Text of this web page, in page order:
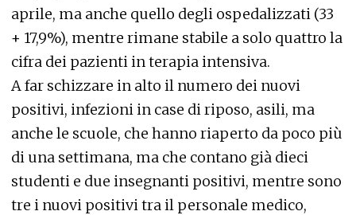
aprile, ma anche quello degli ospedalizzati (33
+ 17,9%), mentre rimane stabile a solo quattro la
cifra dei pazienti in terapia intensiva.
A far schizzare in alto il numero dei nuovi
positivi, infezioni in case di riposo, asili, ma
anche le scuole, che hanno riaperto da poco più
di una settimana, ma che contano già dieci
studenti e due insegnanti positivi, mentre sono
tre i nuovi positivi tra il personale medico,